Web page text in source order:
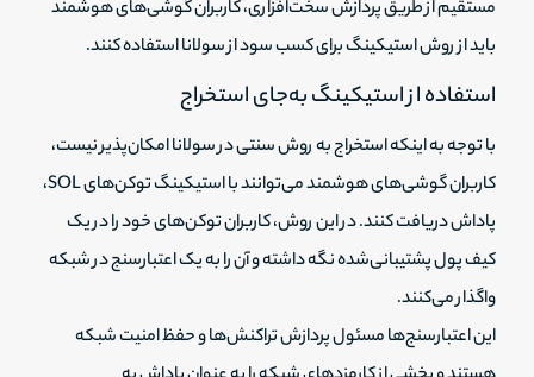
مستقیم از طریق پردازش سخت‌افزاری، کاربران گوشی‌های هوشمند
باید از روش استیکینگ برای کسب سود از سولانا استفاده کنند.
استفاده از استیکینگ به‌جای استخراج
با توجه به اینکه استخراج به روش سنتی در سولانا امکان‌پذیر نیست،
کاربران گوشی‌های هوشمند می‌توانند با استیکینگ توکن‌های SOL،
پاداش دریافت کنند. در این روش، کاربران توکن‌های خود را در یک
کیف پول پشتیبانی‌شده نگه داشته و آن را به یک اعتبارسنج در شبکه
واگذار می‌کنند.
این اعتبارسنج‌ها مسئول پردازش تراکنش‌ها و حفظ امنیت شبکه